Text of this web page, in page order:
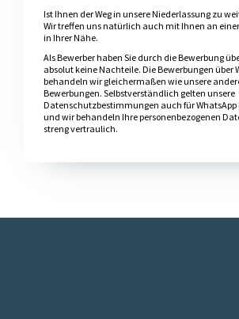
Ist Ihnen der Weg in unsere Niederlassung zu
Wir treffen uns natürlich auch mit Ihnen an
in Ihrer Nähe.
Als Bewerber haben Sie durch die Bewerbung
absolut keine Nachteile. Die Bewerbungen über
behandeln wir gleichermaßen wie unsere
Bewerbungen. Selbstverständlich gelten unsere
Datenschutzbestimmungen auch für WhatsApp
und wir behandeln Ihre personenbezogenen
streng vertraulich.